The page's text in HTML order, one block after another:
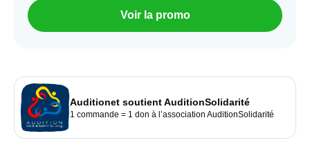
Voir la promo
Auditionet soutient AuditionSolidarité
1 commande = 1 don à l’association AuditionSolidarité